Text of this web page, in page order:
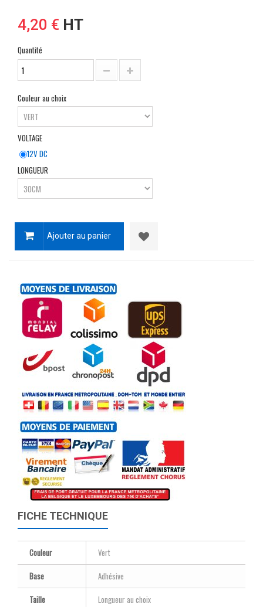
4,20 € HT
Quantité
Couleur au choix
VOLTAGE
12V DC
LONGUEUR
Ajouter au panier
FICHE TECHNIQUE
Couleur
Vert
Base
Adhésive
Taille
Longueur au choix